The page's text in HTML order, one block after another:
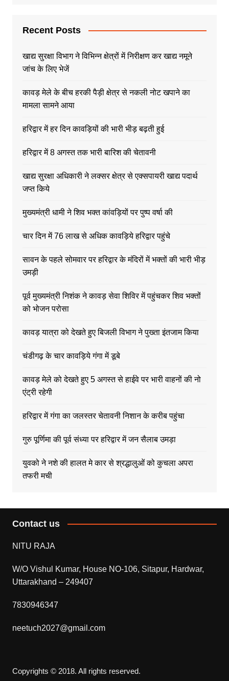
Recent Posts
खाद्य सुरक्षा विभाग ने विभिन्न क्षेत्रों में निरीक्षण कर खाद्य नमूने
जांच के लिए भेजें
कावड़ मेले के बीच हरकी पैड़ी क्षेत्र से नकली नोट खपाने का
मामला सामने आया
हरिद्वार में हर दिन कावड़ियों की भारी भीड़ बढ़ती हुई
हरिद्वार में 8 अगस्त तक भारी बारिश की चेतावनी
खाद्य सुरक्षा अधिकारी ने लक्सर क्षेत्र से एक्सपायरी खाद्य पदार्थ
जप्त किये
मुख्यमंत्री धामी ने शिव भक्त कांवड़ियों पर पुष्प वर्षा की
चार दिन में 76 लाख से अधिक कावड़िये हरिद्वार पहुंचे
सावन के पहले सोमवार पर हरिद्वार के मंदिरों में भक्तों की भारी भीड़
उमड़ी
पूर्व मुख्यमंत्री निशंक ने कावड़ सेवा शिविर में पहुंचकर शिव भक्तों
को भोजन परोसा
कावड़ यात्रा को देखते हुए बिजली विभाग ने पुख्ता इंतजाम किया
चंडीगढ़ के चार कावड़िये गंगा में डूबे
कावड़ मेले को देखते हुए 5 अगस्त से हाईवे पर भारी वाहनों की नो
एंट्री रहेगी
हरिद्वार में गंगा का जलस्तर चेतावनी निशान के करीब पहुंचा
गुरु पूर्णिमा की पूर्व संध्या पर हरिद्वार में जन सैलाब उमड़ा
युवको ने नशे की हालत मे कार से श्रद्धालुओं को कुचला अपरा
तफरी मची
Contact us
NITU RAJA
W/O Vishul Kumar, House NO-106, Sitapur, Hardwar,
Uttarakhand – 249407
7830946347
neetuch2027@gmail.com
Copyrights © 2018. All rights reserved.